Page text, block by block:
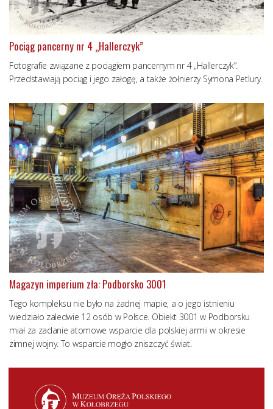
Pociąg pancerny nr 4 „Hallerczyk”
Fotografie związane z pociągiem pancernym nr 4 „Hallerczyk”.
Przedstawiają pociąg i jego załogę, a także żołnierzy Symona Petlury.
Magazyn imperium zła: Podborsko 3001
Tego kompleksu nie było na żadnej mapie, a o jego istnieniu
wiedziało zaledwie 12 osób w Polsce. Obiekt 3001 w Podborsku
miał za zadanie atomowe wsparcie dla polskiej armii w okresie
zimnej wojny. To wsparcie mogło zniszczyć świat.